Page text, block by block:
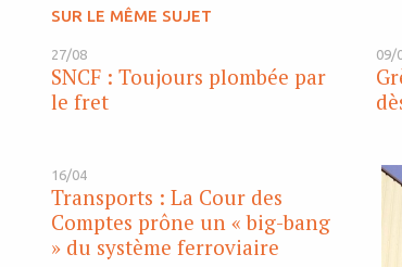
SUR LE MÊME SUJET
27/08
SNCF : Toujours plombée par
le fret
09/
16/04
Transports : La Cour des
Comptes prône un « big-bang
» du système ferroviaire